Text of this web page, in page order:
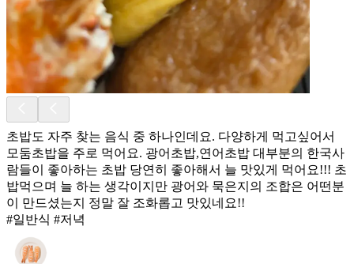
초밥도 자주 찾는 음식 중 하나인데요. 다양하게 먹고싶어서
모둠초밥을 주로 먹어요. 광어초밥,연어초밥 대부분의 한국사
람들이 좋아하는 초밥 당연히 좋아해서 늘 맛있게 먹어요!!! 초
밥먹으며 늘 하는 생각이지만 광어와 묵은지의 조합은 어떤분
이 만드셨는지 정말 잘 조화롭고 맛있네요!!
#일반식 #저녁